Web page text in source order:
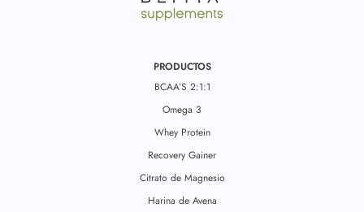
PRODUCTOS
BCAA’S 2:1:1
Omega 3
Whey Protein
Recovery Gainer
Citrato de Magnesio
Harina de Avena